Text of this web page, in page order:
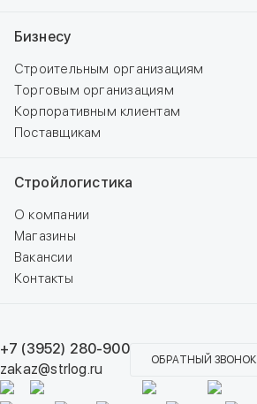
Бизнесу
Строительным организациям
Торговым организациям
Корпоративным клиентам
Поставщикам
Стройлогистика
О компании
Магазины
Вакансии
Контакты
+7 (3952) 280-900
zakaz@strlog.ru
ОБРАТНЫЙ ЗВОНОК